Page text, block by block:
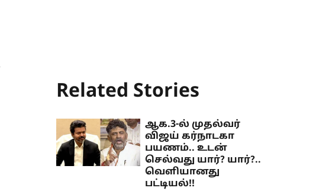
Related Stories
ஆக.3-ல் முதல்வர்
விஜய் கர்நாடகா
பயணம்.. உடன்
செல்வது யார்? யார்?..
வெளியானது
பட்டியல்!!